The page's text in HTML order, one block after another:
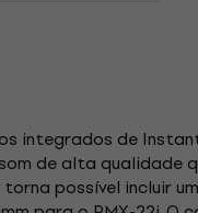
integrados de
de alta qualidade
possível incluir